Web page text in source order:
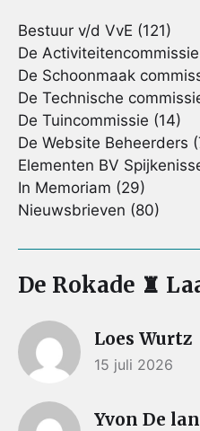
Bestuur v/d VvE (121)
De Activiteitencommissie
De Schoonmaak
De Technische
De Tuincommissie (14)
De Website Beheerders
Elementen BV
In Memoriam (29)
Nieuwsbrieven (80)
De Rokade ♜
Loes Wurtz
15 juli 2026
Yvon De